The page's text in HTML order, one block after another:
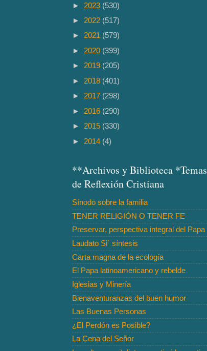
► 2023 (530)
► 2022 (517)
► 2021 (579)
► 2020 (399)
► 2019 (205)
► 2018 (401)
► 2017 (298)
► 2016 (290)
► 2015 (330)
► 2014 (4)
**Archivos y Biblioteca *Temas
de Reflexión Cristiana
Sínodo sobre la familia
TENER RELIGIÓN O TENER FE
Preservar, perspectiva integral del Papa
Laudato Si´ síntesis
Carta magna de la ecología
El Papa latinoamericano y rebelde
Iglesias y Minería
Bienaventuranzas del buen humor
Las Buenas Personas
¿El Perdón es Posible?
La Cena del Señor